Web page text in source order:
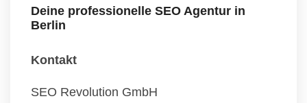
Deine professionelle SEO Agentur in
Berlin
Kontakt
SEO Revolution GmbH